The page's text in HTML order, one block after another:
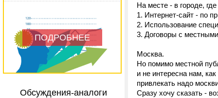
ПОДРОБНЕЕ
Обсуждения-аналоги
На месте - в городе,
1. Интернет-сайт - по
2. Использование
3. Договоры с
Москва.
Но помимо местной
и не интересна нам,
привлекать надо
Сразу хочу сказать -